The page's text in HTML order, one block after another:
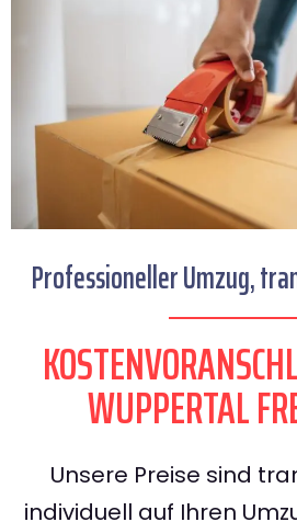
Professioneller Umzug,
WUPPERTAL
Unsere Preise sind
individuell auf Ihren